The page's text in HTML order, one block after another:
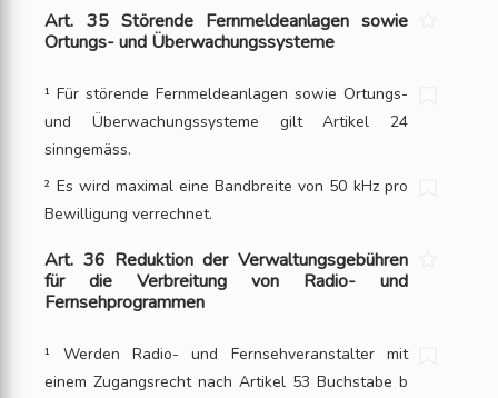
Art. 35 Störende Fernmeldeanlagen sowie
Ortungs- und Überwachungssysteme
¹ Für störende Fernmeldeanlagen sowie Ortungs-
und Überwachungssysteme gilt Artikel 24
sinngemäss.
² Es wird maximal eine Bandbreite von 50 kHz pro
Bewilligung verrechnet.
Art. 36 Reduktion der Verwaltungsgebühren
für die Verbreitung von Radio- und
Fernsehprogrammen
¹ Werden Radio- und Fernsehveranstalter mit
einem Zugangsrecht nach Artikel 53 Buchstabe b